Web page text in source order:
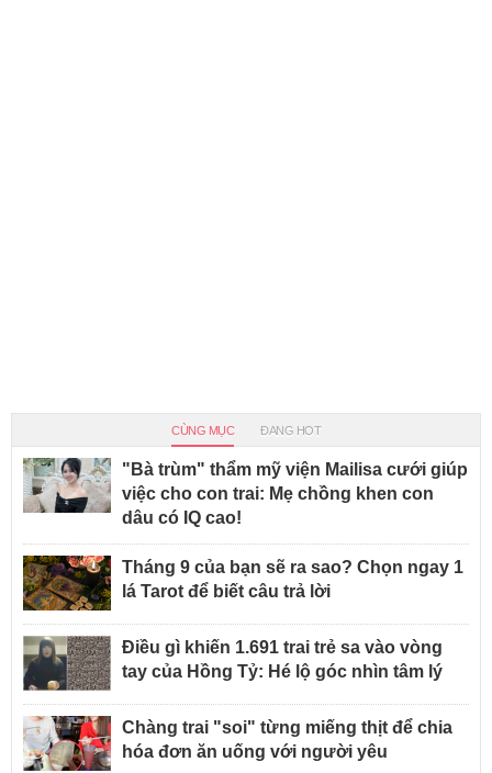
CÙNG MỤC ĐANG HOT
"Bà trùm" thẩm mỹ viện Mailisa cưới giúp
việc cho con trai: Mẹ chồng khen con
dâu có IQ cao!
Tháng 9 của bạn sẽ ra sao? Chọn ngay 1
lá Tarot để biết câu trả lời
Điều gì khiến 1.691 trai trẻ sa vào vòng
tay của Hồng Tỷ: Hé lộ góc nhìn tâm lý
Chàng trai "soi" từng miếng thịt để chia
hóa đơn ăn uống với người yêu